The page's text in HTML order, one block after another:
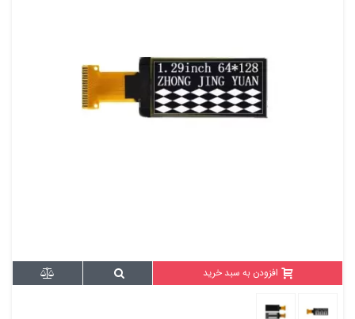
افزودن به سبد خرید